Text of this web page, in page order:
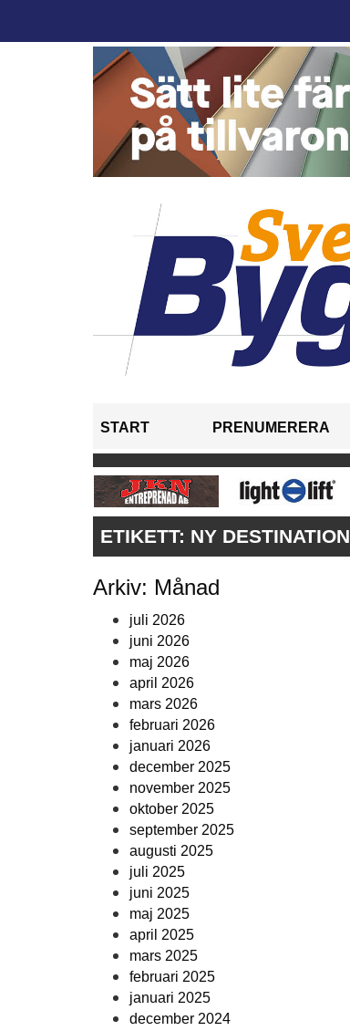
START PRENUMERERA
ETIKETT: NY DESTINATION
Arkiv: Månad
juli 2026
juni 2026
maj 2026
april 2026
mars 2026
februari 2026
januari 2026
december 2025
november 2025
oktober 2025
september 2025
augusti 2025
juli 2025
juni 2025
maj 2025
april 2025
mars 2025
februari 2025
januari 2025
december 2024